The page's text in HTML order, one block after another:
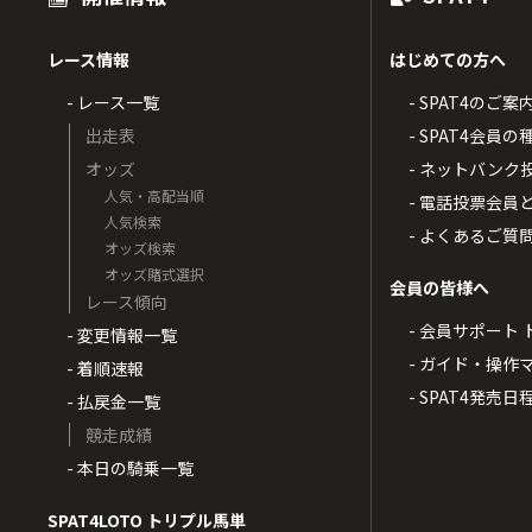
レース情報
- レース一覧
出走表
オッズ
人気・高配当順
人気検索
オッズ検索
オッズ賭式選択
レース傾向
- 変更情報一覧
- 着順速報
- 払戻金一覧
競走成績
- 本日の騎乗一覧
SPAT4LOTO トリプル馬単
はじめての方へ
- SPAT4のご案
- SPAT4会員の
- ネットバンク
- 電話投票会員
- よくあるご質
会員の皆様へ
- 会員サポート
- ガイド・操作
- SPAT4発売日